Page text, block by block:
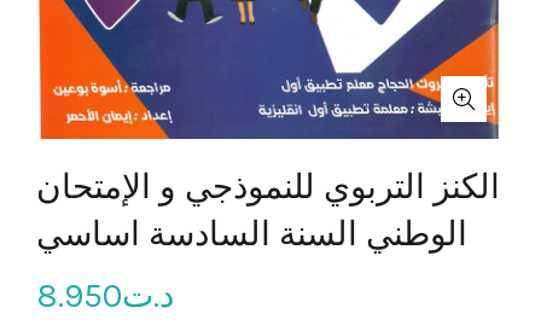
الكنز التربوي للنموذجي و الإمتحان
الوطني السنة السادسة اساسي
د.ت8.950